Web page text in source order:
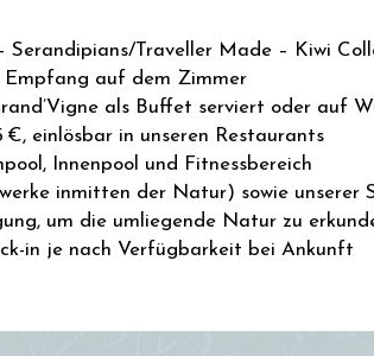
Serandipians/Traveller Made – Kiwi
Empfang auf dem Zimmer
als Buffet serviert oder auf
€, einlösbar in unseren Restaurants
Innenpool und Fitnessbereich
inmitten der Natur) sowie unserer
um die umliegende Natur zu
in je nach Verfügbarkeit bei Ankunft